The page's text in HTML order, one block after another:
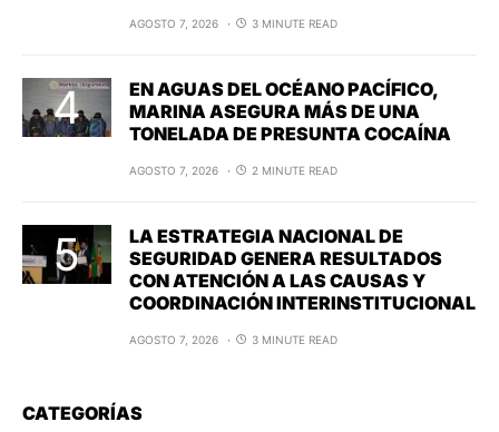
AGOSTO 7, 2026 3 MINUTE READ
EN AGUAS DEL OCÉANO PACÍFICO,
MARINA ASEGURA MÁS DE UNA
TONELADA DE PRESUNTA COCAÍNA
AGOSTO 7, 2026 2 MINUTE READ
LA ESTRATEGIA NACIONAL DE
SEGURIDAD GENERA RESULTADOS
CON ATENCIÓN A LAS CAUSAS Y
COORDINACIÓN INTERINSTITUCIONAL
AGOSTO 7, 2026 3 MINUTE READ
CATEGORÍAS